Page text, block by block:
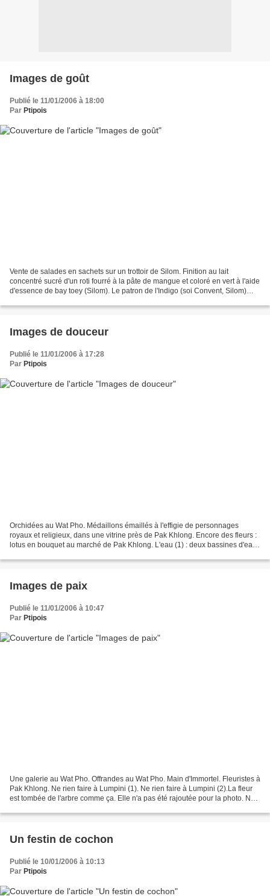
Images de goût
Publié le 11/01/2006 à 18:00
Par Ptipois
Vente de salades en sachets sur un trottoir de Silom. Finition au lait
concentré sucré d'un roti fourré à la pâte de mangue et coloré en vert à l'aide
d'essence de bay toey (Silom). Le patron de l'Indigo (soi Convent, Silom)
Images de douceur
Publié le 11/01/2006 à 17:28
Par Ptipois
Orchidées au Wat Pho. Médaillons émaillés à l'effigie de personnages
royaux et religieux, dans une vitrine près de Pak Khlong. Encore des fleurs :
lotus en bouquet au marché de Pak Khlong. L'eau (1) : deux bassines d'eau
Images de paix
Publié le 11/01/2006 à 10:47
Par Ptipois
Une galerie au Wat Pho. Offrandes au Wat Pho. Main d'Immortel. Fleuristes à
Pak Khlong. Ne rien faire à Lumpini (1). Ne rien faire à Lumpini (2).La fleur
est tombée de l'arbre comme ça. Elle n'a pas été rajoutée pour la photo. Ne
Un festin de cochon
Publié le 10/01/2006 à 10:13
Par Ptipois